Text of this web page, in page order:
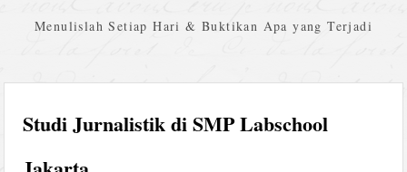
Menulislah Setiap Hari & Buktikan Apa yang Terjadi
Studi Jurnalistik di SMP Labschool